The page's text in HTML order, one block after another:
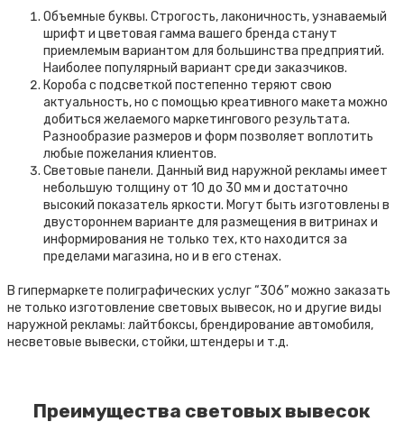
Объемные буквы. Строгость, лаконичность, узнаваемый
шрифт и цветовая гамма вашего бренда станут
приемлемым вариантом для большинства предприятий.
Наиболее популярный вариант среди заказчиков.
Короба с подсветкой постепенно теряют свою
актуальность, но с помощью креативного макета можно
добиться желаемого маркетингового результата.
Разнообразие размеров и форм позволяет воплотить
любые пожелания клиентов.
Световые панели. Данный вид наружной рекламы имеет
небольшую толщину от 10 до 30 мм и достаточно
высокий показатель яркости. Могут быть изготовлены в
двустороннем варианте для размещения в витринах и
информирования не только тех, кто находится за
пределами магазина, но и в его стенах.
В гипермаркете полиграфических услуг “306” можно заказать
не только изготовление световых вывесок, но и другие виды
наружной рекламы: лайтбоксы, брендирование автомобиля,
несветовые вывески, стойки, штендеры и т.д.
Преимущества световых вывесок